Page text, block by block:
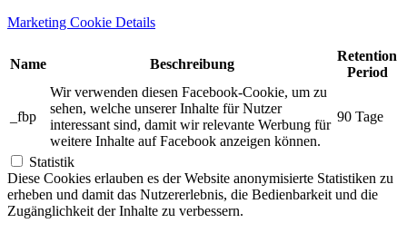
Marketing Cookie Details
Name Beschreibung
Retention
Period
_fbp
Wir verwenden diesen Facebook-Cookie, um zu
sehen, welche unserer Inhalte für Nutzer
interessant sind, damit wir relevante Werbung für
weitere Inhalte auf Facebook anzeigen können.
90 Tage
Statistik
Diese Cookies erlauben es der Website anonymisierte Statistiken zu
erheben und damit das Nutzererlebnis, die Bedienbarkeit und die
Zugänglichkeit der Inhalte zu verbessern.